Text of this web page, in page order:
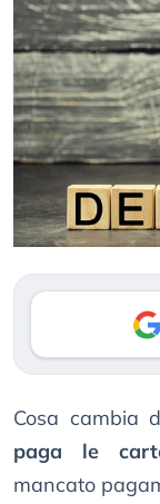
Cosa cambia
paga le
mancato